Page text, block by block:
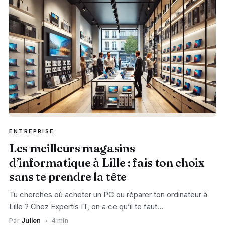
ENTREPRISE
Les meilleurs magasins
d’informatique à Lille : fais ton choix
sans te prendre la tête
Tu cherches où acheter un PC ou réparer ton ordinateur à
Lille ? Chez Expertis IT, on a ce qu’il te faut…
Par Julien 4 min